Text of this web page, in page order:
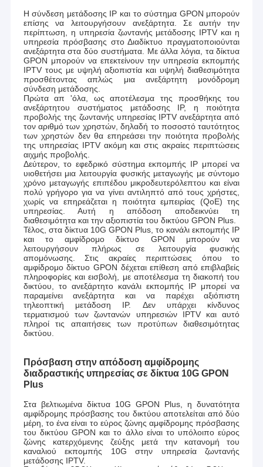
Η σύνδεση μετάδοσης IP και το σύστημα GPON μπορούν
επίσης να λειτουργήσουν ανεξάρτητα. Σε αυτήν την
περίπτωση, η υπηρεσία ζωντανής μετάδοσης IPTV και η
υπηρεσία πρόσβασης στο Διαδίκτυο πραγματοποιούνται
ανεξάρτητα στα δύο συστήματα. Με άλλα λόγια, τα δίκτυα
GPON μπορούν να επεκτείνουν την υπηρεσία εκπομπής
IPTV τους με υψηλή αξιοπιστία και υψηλή διαθεσιμότητα
προσθέτοντας απλώς μια ανεξάρτητη μονόδρομη
σύνδεση μετάδοσης.
Πρώτα απ 'όλα, ως αποτέλεσμα της προσθήκης του
ανεξάρτητου συστήματος μετάδοσης IP, η ποιότητα
προβολής της ζωντανής υπηρεσίας IPTV ανεξάρτητα από
τον αριθμό των χρηστών, δηλαδή το ποσοστό ταυτότητος
των χρηστών δεν θα επηρεάσει την ποιότητα προβολής
της υπηρεσίας IPTV ακόμη και στις ακραίες περιπτώσεις
αιχμής προβολής.
Δεύτερον, το εφεδρικό σύστημα εκπομπής IP μπορεί να
υιοθετήσει μια λειτουργία φυσικής μεταγωγής με σύντομο
χρόνο μεταγωγής επιπέδου μικροδευτερόλεπτου και είναι
πολύ γρήγορο για να γίνει αντιληπτό από τους χρήστες,
χωρίς να επηρεάζεται η ποιότητα εμπειρίας (QoE) της
υπηρεσίας. Αυτή η απόδοση αποδεικνύει τη
διαθεσιμότητα και την αξιοπιστία του δικτύου GPON Plus.
Τέλος, στα δίκτυα 10G GPON Plus, το κανάλι εκπομπής IP
και το αμφίδρομο δίκτυο GPON μπορούν να
λειτουργήσουν πλήρως σε λειτουργία φυσικής
απομόνωσης. Στις ακραίες περιπτώσεις όπου το
αμφίδρομο δίκτυο GPON δέχεται επίθεση από επιβλαβείς
πληροφορίες και εισβολή, με αποτέλεσμα τη διακοπή του
δικτύου, το ανεξάρτητο κανάλι εκπομπής IP μπορεί να
παραμείνει ανεξάρτητα και να παρέχει αξιόπιστη
τηλεοπτική μετάδοση IP. Δεν υπάρχει κίνδυνος
τερματισμού των ζωντανών υπηρεσιών IPTV και αυτό
πληροί τις απαιτήσεις των προτύπων διαθεσιμότητας
δικτύου.
Πρόσβαση στην απόδοση αμφίδρομης
διαδραστικής υπηρεσίας σε δίκτυα 10G GPON
Plus
Στα βελτιωμένα δίκτυα 10G GPON Plus, η δυνατότητα
αμφίδρομης πρόσβασης του δικτύου αποτελείται από δύο
μέρη, το ένα είναι το εύρος ζώνης αμφίδρομης πρόσβασης
του δικτύου GPON και το άλλο είναι το υπόλοιπο εύρος
ζώνης κατερχόμενης ζεύξης μετά την κατανομή του
καναλιού εκπομπής 10G στην υπηρεσία ζωντανής
μετάδοσης IPTV.